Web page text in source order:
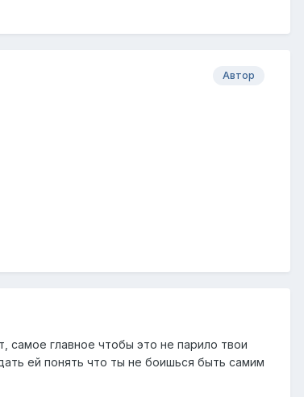
Автор
самое главное чтобы это не парило твои
ей понять что ты не боишься быть самим